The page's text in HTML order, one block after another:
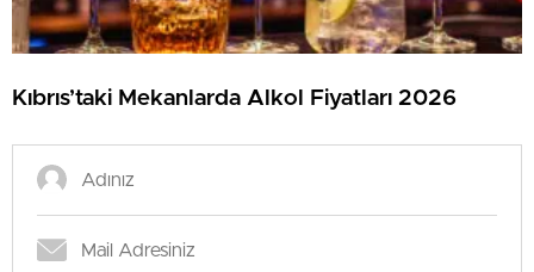
Kıbrıs’taki Mekanlarda Alkol Fiyatları 2026